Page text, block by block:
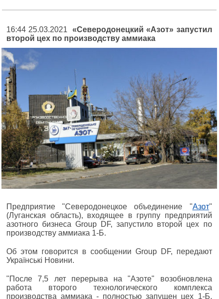
16:44 25.03.2021«Северодонецкий «Азот» запустил
второй цех по производству аммиака
Предприятие "Северодонецкое объединение "Азот"
(Луганская область), входящее в группу предприятий
азотного бизнеса Group DF, запустило второй цех по
производству аммиака 1-Б.
Об этом говорится в сообщении Group DF, передают
Українськi Новини.
"После 7,5 лет перерыва на "Азоте" возобновлена
работа второго технологического комплекса
производства аммиака - полностью запущен цех 1-Б.